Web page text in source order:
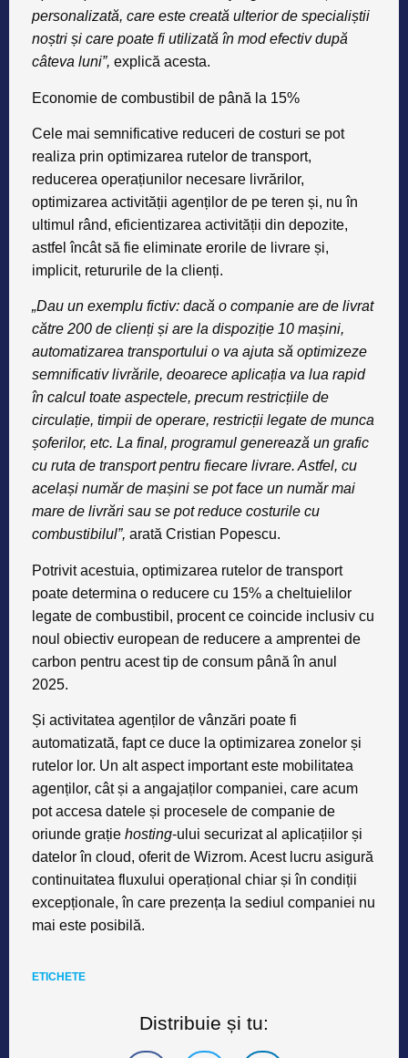
personalizată, care este creată ulterior de specialiștii
noștri și care poate fi utilizată în mod efectiv după
câteva luni”, explică acesta.
Economie de combustibil de până la 15%
Cele mai semnificative reduceri de costuri se pot
realiza prin optimizarea rutelor de transport,
reducerea operațiunilor necesare livrărilor,
optimizarea activității agenților de pe teren și, nu în
ultimul rând, eficientizarea activității din depozite,
astfel încât să fie eliminate erorile de livrare și,
implicit, retururile de la clienți.
„Dau un exemplu fictiv: dacă o companie are de livrat
către 200 de clienți și are la dispoziție 10 mașini,
automatizarea transportului o va ajuta să optimizeze
semnificativ livrările, deoarece aplicația va lua rapid
în calcul toate aspectele, precum restricțiile de
circulație, timpii de operare, restricții legate de munca
șoferilor, etc. La final, programul generează un grafic
cu ruta de transport pentru fiecare livrare. Astfel, cu
același număr de mașini se pot face un număr mai
mare de livrări sau se pot reduce costurile cu
combustibilul”, arată Cristian Popescu.
Potrivit acestuia, optimizarea rutelor de transport
poate determina o reducere cu 15% a cheltuielilor
legate de combustibil , procent ce coincide inclusiv cu
noul obiectiv european de reducere a amprentei de
carbon pentru acest tip de consum până în anul
2025.
Și activitatea agenților de vânzări poate fi
automatizată, fapt ce duce la optimizarea zonelor și
rutelor lor. Un alt aspect important este mobilitatea
agenților, cât și a angajaților companiei, care acum
pot accesa datele și procesele de companie de
oriunde grație hosting-ului securizat al aplicațiilor și
datelor în cloud, oferit de Wizrom. Acest lucru asigură
continuitatea fluxului operațional chiar și în condiții
excepționale, în care prezența la sediul companiei nu
mai este posibilă.
ETICHETE
Distribuie și tu: